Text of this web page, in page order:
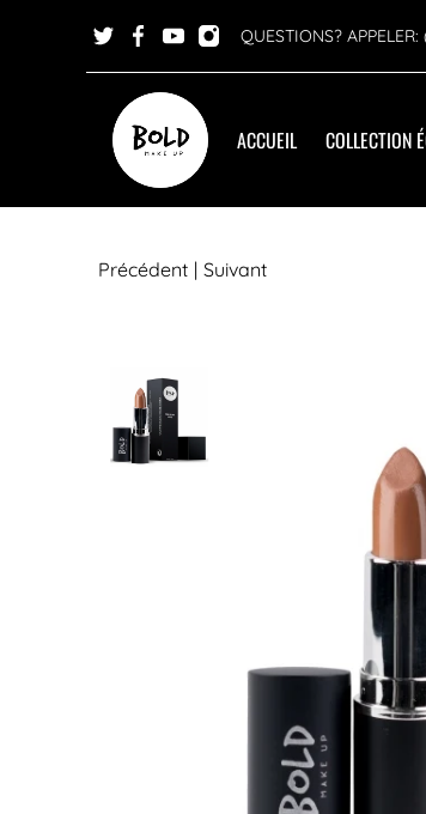
QUESTIONS?
ACCUEIL COLLECTION
Précédent | Suivant